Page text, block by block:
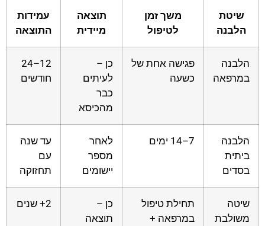
שיטת
הלבנה
משך זמן
לטיפול
תוצאה
מיידית
עמידות
התוצאה
הלבנה
במרפאה
פגישה אחת של
כשעה
כן –
לעיתים
כבר
מהכיסא
12–24
חודשים
הלבנה
ביתית
בסדים
7–14 ימים
לאחר
מספר
יישומים
עד שנה
עם
תחזוקה
שיטה
משולבת
תחילת טיפול
במרפאה +
כן –
תוצאה
2+ שנים